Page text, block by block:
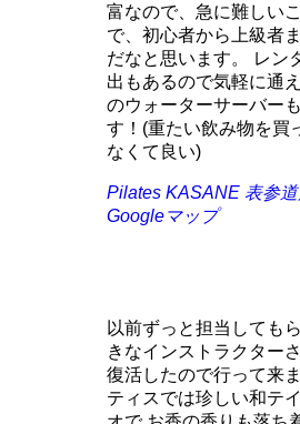
富なので、急に難しい
で、初心者から上級者
だなと思います。 レン
出もあるので気軽に通
のウォーターサーバー
す！(重たい飲み物を買
なくて良い)
Pilates KASANE 表参道
Googleマップ
以前ずっと担当しても
きなインストラクター
復活したので行って来
ティスでは珍しい和テ